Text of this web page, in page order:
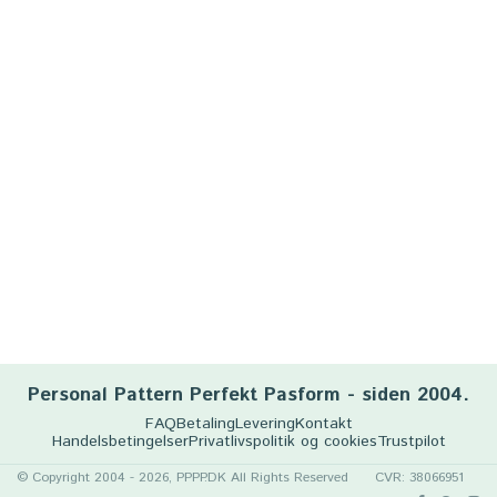
Personal Pattern Perfekt Pasform - siden 2004.
FAQBetalingLeveringKontakt
HandelsbetingelserPrivatlivspolitik og cookiesTrustpilot
© Copyright 2004 - 2026, PPPP.DK All Rights Reserved CVR: 38066951